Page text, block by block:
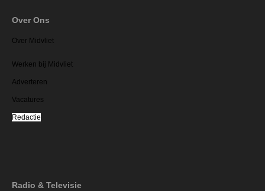
Over Ons
Over Midvliet
Werken bij Midvliet
Adverteren
Vacatures
Redactie
Radio & Televisie